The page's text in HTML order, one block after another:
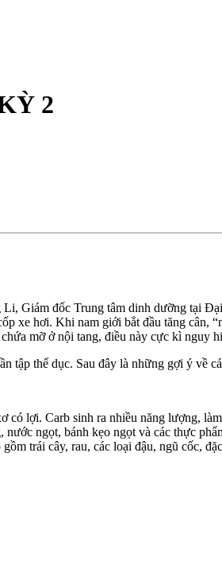
2
Giám đốc Trung tâm dinh dưỡng tại
xe hơi. Khi nam giới bắt đầu tăng cân,
mỡ ở nội tang, điều này cực kì nguy
thể dục. Sau đây là những gợi ý về
lợi. Carb sinh ra nhiều năng lượng,
ngọt, bánh kẹo ngọt và các thực
trái cây, rau, các loại đậu, ngũ cốc,